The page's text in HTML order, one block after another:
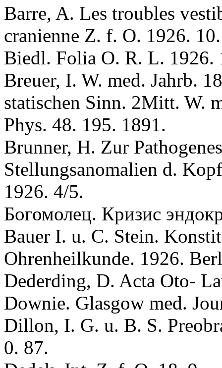
Вarre, A. Les troubles
cranienne Z. f. O. 1926.
Biedl. Folia O. R. L. 1926.
Breuer, I. W. med. Jahrb.
statischen Sinn. 2Mitt. W.
Phys. 48. 195. 1891.
Вrunner, H. Zur
Stellungsanomalien d.
1926. 4/5.
Богомолец. Кризис
Вauer I. u. С. Stein.
Ohrenheilkunde. 1926.
Dederding, D. Acta Oto-
Downie. Glasgow med.
Dillоn, I. G. u. B. S.
0. 87.